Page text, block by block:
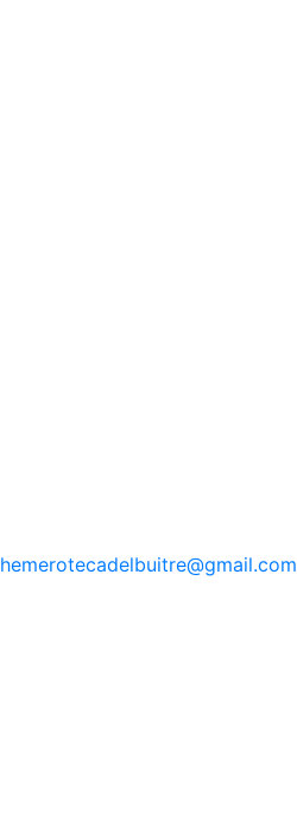
hemerotecadelbuitre@gmail.com